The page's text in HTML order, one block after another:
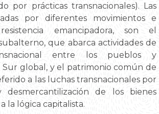
por prácticas transnacionales). Las
por diferentes movimientos e
emancipadora, son el
que abarca actividades de
entre los pueblos y
Sur global, y el patrimonio común de
a las luchas transnacionales por
desmercantilización de los bienes
la lógica capitalista.